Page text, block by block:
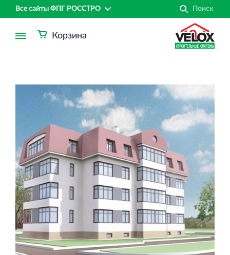
Все сайты ФПГ РОССТРО
Финансово‐промышленная группа РОССТРО
Аренда недвижимости в Санкт‐Петербурге
и Ленинградской области
Корзина